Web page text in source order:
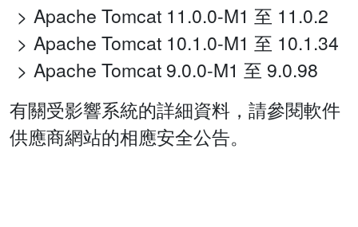
Apache Tomcat 11.0.0-M1 至 11.0.2
Apache Tomcat 10.1.0-M1 至 10.1.34
Apache Tomcat 9.0.0-M1 至 9.0.98
有關受影響系統的詳細資料，請參閱軟件
供應商網站的相應安全公告。